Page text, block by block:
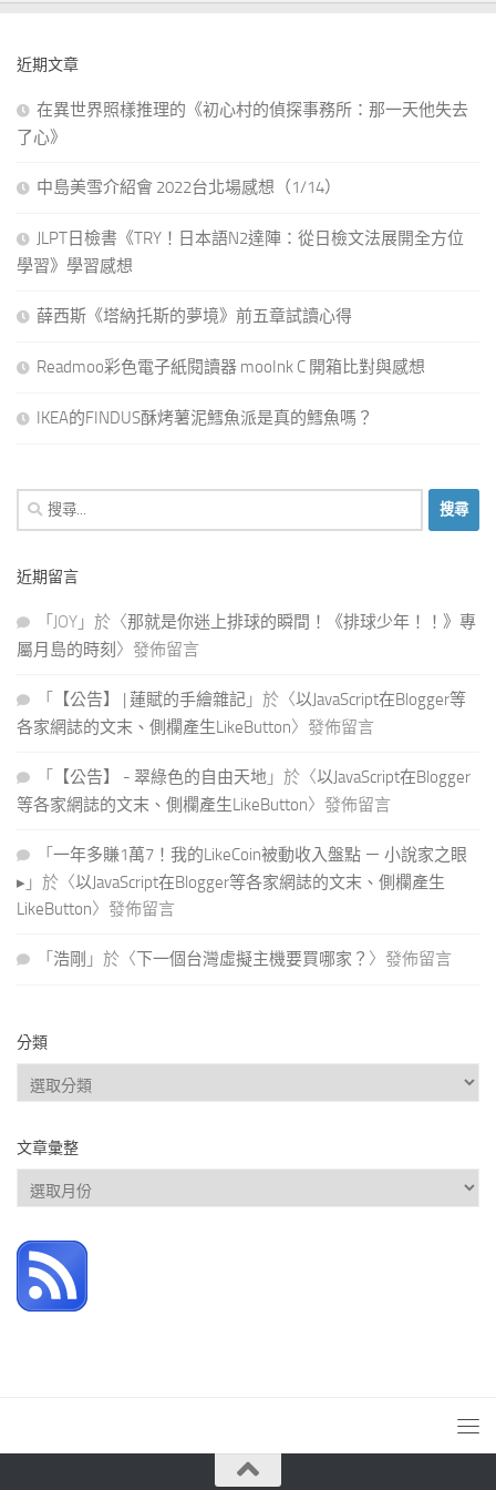
近期文章
在異世界照樣推理的《初心村的偵探事務所：那一天他失去
了心》
中島美雪介紹會 2022台北場感想（1/14）
JLPT日檢書《TRY！日本語N2達陣：從日檢文法展開全方位
學習》學習感想
薛西斯《塔納托斯的夢境》前五章試讀心得
Readmoo彩色電子紙閱讀器 mooInk C 開箱比對與感想
IKEA的FINDUS酥烤薯泥鱈魚派是真的鱈魚嗎？
搜
尋
鍵
近期留言
「 JOY 」於〈那就是你迷上排球的瞬間！《排球少年！！》專
屬月島的時刻 〉發佈留言
「 【公告】 | 蓮賦的手繪雜記 」於〈以JavaScript在Blogger等
各家網誌的文末、側欄產生LikeButton〉發佈留言
「 【公告】 - 翠綠色的自由天地 」於〈以JavaScript在Blogger
等各家網誌的文末、側欄產生LikeButton〉發佈留言
「 一年多賺1萬7！我的LikeCoin被動收入盤點 － 小說家之眼
▸ 」於〈以JavaScript在Blogger等各家網誌的文末、側欄產生
LikeButton〉發佈留言
「 浩剛 」於〈下一個台灣虛擬主機要買哪家？ 〉發佈留言
分類
分
類
文章彙整
文
章
整